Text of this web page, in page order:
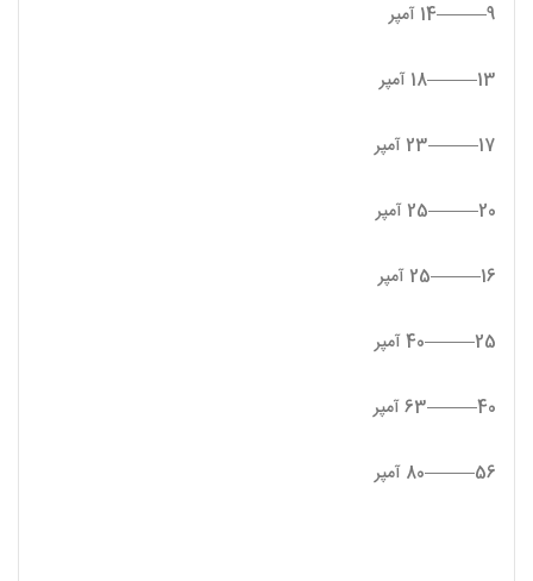
9———14 آمپر
13———18 آمپر
17———23 آمپر
20———25 آمپر
16———25 آمپر
25———40 آمپر
40———63 آمپر
56———80 آمپر